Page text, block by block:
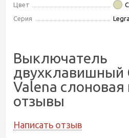
Цвет
Серия
Выключатель
двухклавишный
Valena слоновая
отзывы
Написать отзыв